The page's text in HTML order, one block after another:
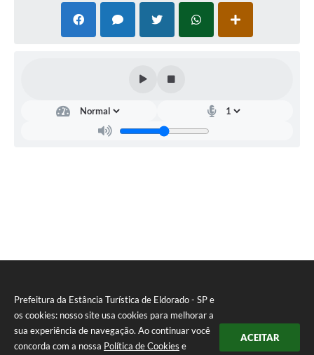
Prefeitura da Estância Turística de Eldorado - SP e
os cookies: nosso site usa cookies para melhorar a
sua experiência de navegação. Ao continuar você
concorda com a nossa Política de Cookies e
ACEITAR